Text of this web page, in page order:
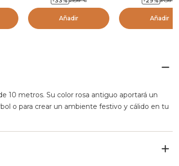
Añadir Añadir
10 metros. Su color rosa antiguo aportará un
o para crear un ambiente festivo y cálido en tu